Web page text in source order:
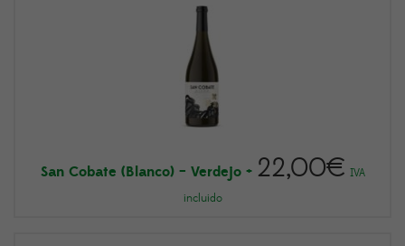
San Cobate (Blanco) – Verdejo+ 22,00€ IVA
incluido